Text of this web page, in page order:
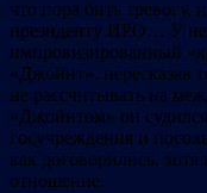
что пора бить тревогу,
президенту ИРО… У
импровизированный
«Джойнт», пересказав
не рассчитывать на
«Джойнтом» он
госучреждения и
как договорились,
отношение.